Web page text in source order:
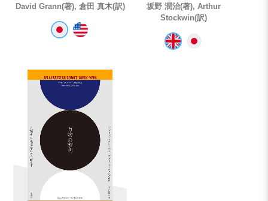
David Grann(著), 倉田 真木(訳)
坂野 潤治(著), Arthur
Stockwin(訳)